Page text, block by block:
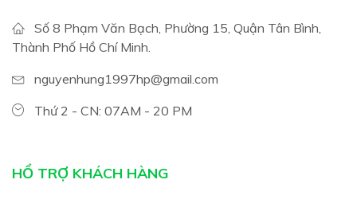
Số 8 Phạm Văn Bạch, Phường 15, Quận Tân Bình,
Thành Phố Hồ Chí Minh.
nguyenhung1997hp@gmail.com
Thứ 2 - CN: 07AM - 20 PM
HỔ TRỢ KHÁCH HÀNG